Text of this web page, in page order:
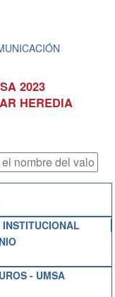
2023
HEREDIA
- UMSA